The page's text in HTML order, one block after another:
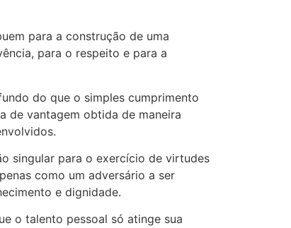
para a construção de uma
para o respeito e para a
do que o simples cumprimento
de vantagem obtida de maneira
singular para o exercício de virtudes
como um adversário a ser
e dignidade.
o talento pessoal só atinge sua